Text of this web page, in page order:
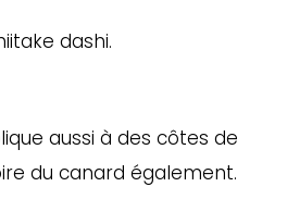
dashi.
aussi à des côtes de
du canard également.